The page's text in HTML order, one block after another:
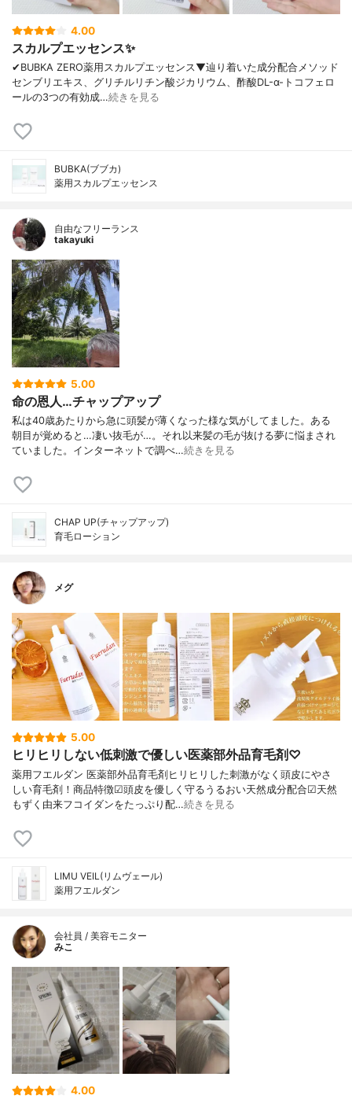
4.00
スカルプエッセンス✨
✔︎BUBKA ZERO薬用スカルプエッセンス▼辿り着いた成分配合メソッド
センブリエキス、グリチルリチン酸ジカリウム、酢酸DL-α-トコフェロ
ールの3つの有効成…続きを見る
BUBKA(ブブカ)
薬用スカルプエッセンス
自由なフリーランス
takayuki
5.00
命の恩人…チャップアップ
私は40歳あたりから急に頭髪が薄くなった様な気がしてました。ある
朝目が覚めると…凄い抜毛が…。それ以来髪の毛が抜ける夢に悩まされ
ていました。インターネットで調べ…続きを見る
CHAP UP(チャップアップ)
育毛ローション
メグ
5.00
ヒリヒリしない低刺激で優しい医薬部外品育毛剤♡
薬用フエルダン 医薬部外品育毛剤ヒリヒリした刺激がなく頭皮にやさ
しい育毛剤！商品特徴☑頭皮を優しく守るうるおい天然成分配合☑天然
もずく由来フコイダンをたっぷり配…続きを見る
LIMU VEIL(リムヴェール)
薬用フエルダン
会社員 / 美容モニター
みこ
4.00